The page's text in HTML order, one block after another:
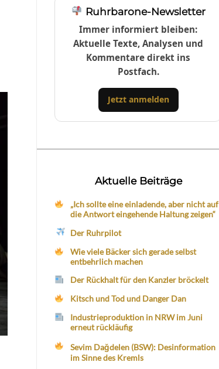
Ruhrbarone-Newsletter
Immer informiert bleiben:
Aktuelle Texte, Analysen und
Kommentare direkt ins
Postfach.
Jetzt anmelden
Aktuelle Beiträge
„Ich sollte eine einladende, aber nicht auf
die Antwort eingehende Haltung zeigen“
Der Ruhrpilot
Wie viele Bäcker sich gerade selbst
entbehrlich machen
Der Rückhalt für den Kanzler bröckelt
Kitsch und Tod und Danger Dan
Industrieproduktion in NRW im Juni
erneut rückläufig
Sevim Dağdelen (BSW): Desinformation
im Sinne des Kremls